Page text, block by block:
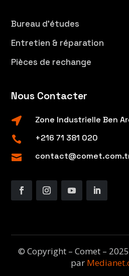
Bureau d’études
Entretien & réparation
Pièces de rechange
Nous Contacter
 Zone Industrielle Ben
 +216 71 381 020

© Copyright – Comet –
par